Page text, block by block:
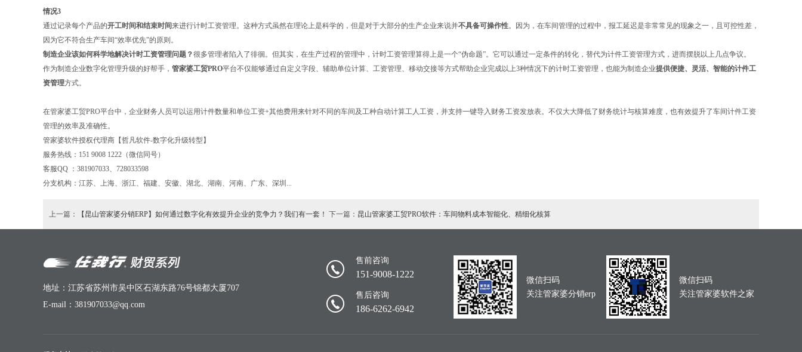
情况3
通过记录每个产品的开工时间和结束时间来进行计时工资管理。这种方式虽然在理论上是科学的，但是对于大部分的生产企业来说并不具备可操作性。因为，在车间管理的过程中，报工延迟是非常常见的现象之一，且可控性差，
因为它不符合生产车间“效率优先”的原则。
制造企业该如何科学地解决计时工资管理问题？很多管理者陷入了徘徊。但其实，在生产过程的管理中，计时工资管理算得上是一个“伪命题”。它可以通过一定条件的转化，替代为计件工资管理方式，进而摆脱以上几点争议。
作为制造企业数字化管理升级的好帮手， 管家婆工贸PRO平台不仅能够通过自定义字段、辅助单位计算、工资管理、移动交接等方式帮助企业完成以上3种情况下的计时工资管理，也能为制造企业提供便捷、灵活、智能的计件工
资管理方式。
在管家婆工贸PRO平台中，企业财务人员可以运用计件数量和单位工资+其他费用来针对不同的车间及工种自动计算工人工资，并支持一键导入财务工资发放表。不仅大大降低了财务统计与核算难度，也有效提升了车间计件工资
管理的效率及准确性。
管家婆软件授权代理商【哲凡软件-数字化升级转型】
服务热线：151 9008 1222（微信同号）
客服QQ ：381907033、728033598
分支机构：江苏、上海、浙江、福建、安徽、湖北、湖南、河南、广东、深圳...
上一篇： 【昆山管家婆分销ERP】如何通过数字化有效提升企业的竞争力？我们有一套！ 下一篇： 昆山管家婆工贸PRO软件：车间物料成本智能化、精细化核算
地址：江苏省苏州市吴中区石湖东路76号锦都大厦707
E-mail：381907033@qq.com
售前咨询
151-9008-1222
售后咨询
186-6262-6942
微信扫码
关注管家婆分销erp
微信扫码
关注管家婆软件之家